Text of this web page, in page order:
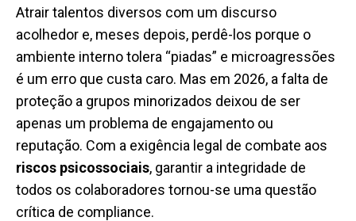
Atrair talentos diversos com um discurso
acolhedor e, meses depois, perdê-los porque o
ambiente interno tolera “piadas” e microagressões
é um erro que custa caro. Mas em 2026, a falta de
proteção a grupos minorizados deixou de ser
apenas um problema de engajamento ou
reputação. Com a exigência legal de combate aos
riscos psicossociais, garantir a integridade de
todos os colaboradores tornou-se uma questão
crítica de compliance.